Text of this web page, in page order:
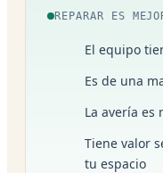
REPARAR ES
El equipo
Es de una
La avería es
Tiene valor
tu espacio